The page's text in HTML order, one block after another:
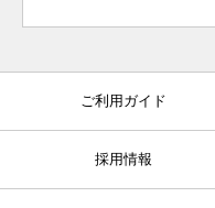
ご利用ガイド
採用情報